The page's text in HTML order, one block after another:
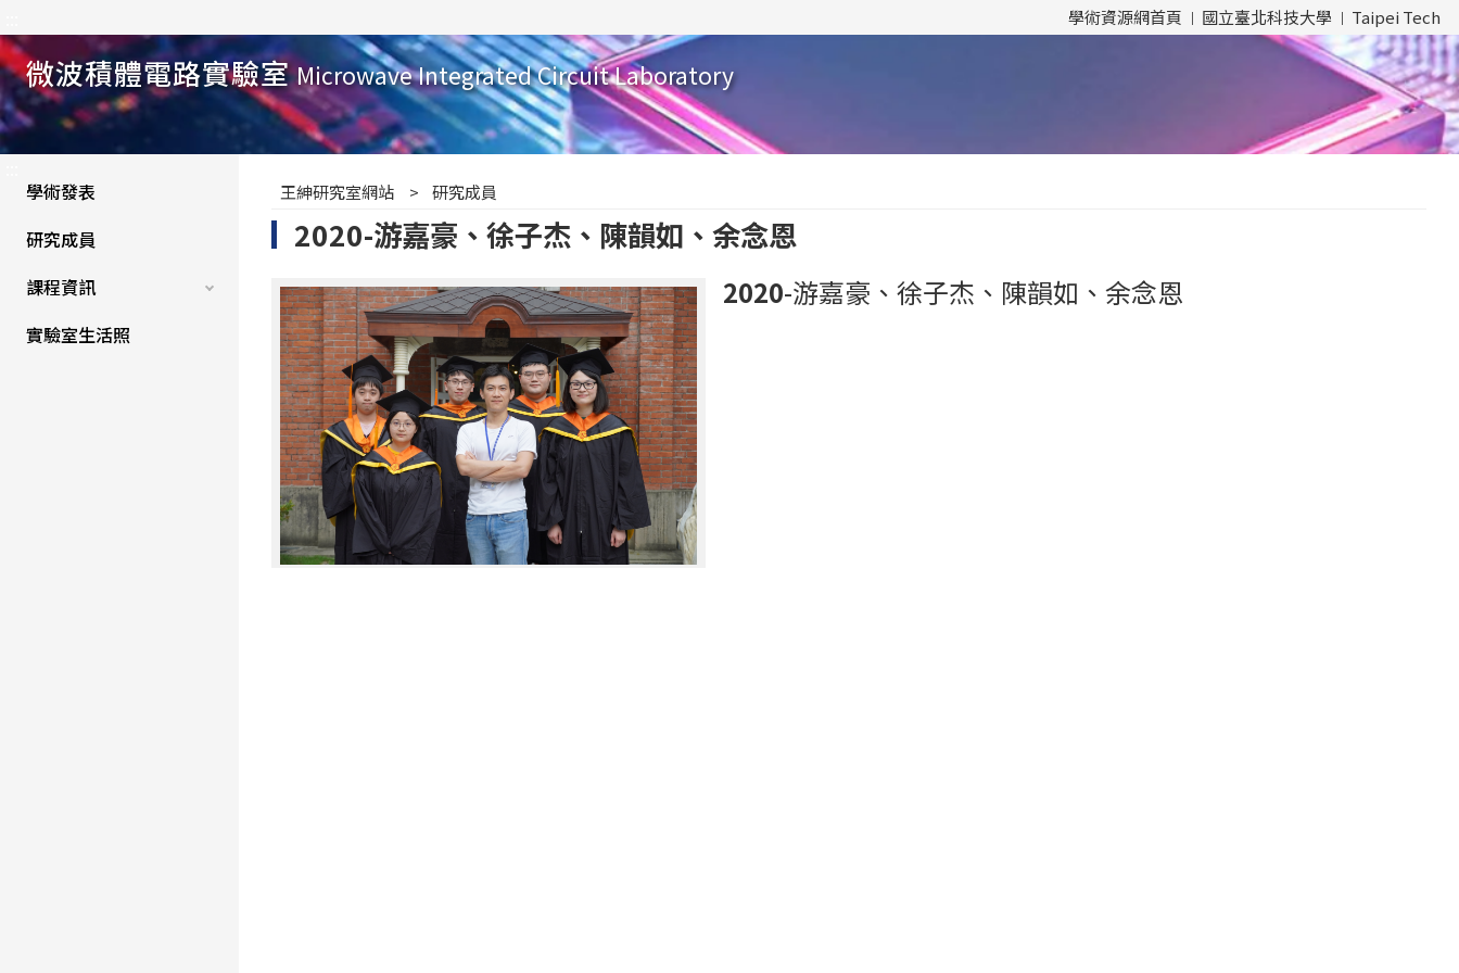
學術資源網首頁 國立臺北科技大學 Taipei Tech
微波積體電路實驗室 Microwave Integrated Circuit Laboratory
學術發表
研究成員
課程資訊
實驗室生活照
王紳研究室網站 研究成員
2020-游嘉豪、徐子杰、陳韻如、余念恩
2020-游嘉豪、徐子杰、陳韻如、余念恩